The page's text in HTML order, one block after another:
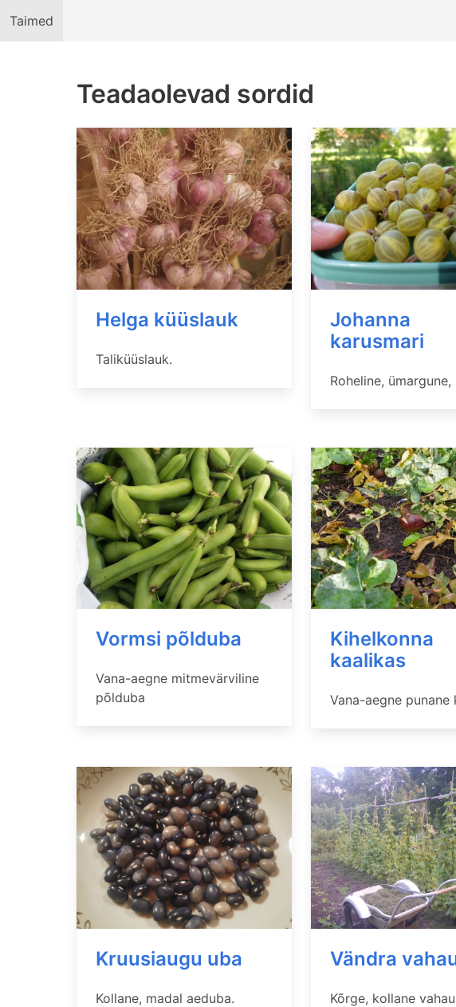
Taimed
Teadaolevad sordid
Helga küüslauk
Taliküüslauk.
Johanna
karusmari
Roheline, ümargune,
Vormsi põlduba
Vana-aegne mitmevärviline
põlduba
Kihelkonna
kaalikas
Vana-aegne punane
Kruusiaugu uba
Kollane, madal aeduba.
Vändra
Kõrge, kollane